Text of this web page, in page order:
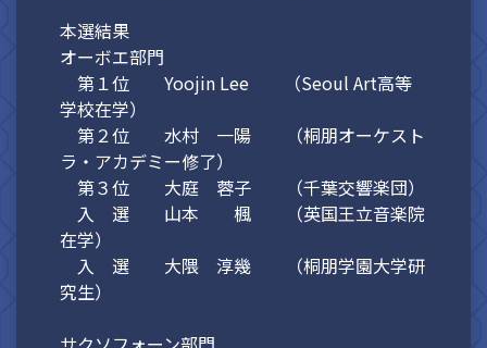
本選結果
オーボエ部門
第１位 Yoojin Lee （Seoul Art高等
学校在学）
第２位 水村 一陽 （桐朋オーケスト
ラ・アカデミー修了）
第３位 大庭 蓉子 （千葉交響楽団）
入 選 山本 楓 （英国王立音楽院
在学）
入 選 大隈 淳幾 （桐朋学園大学研
究生）